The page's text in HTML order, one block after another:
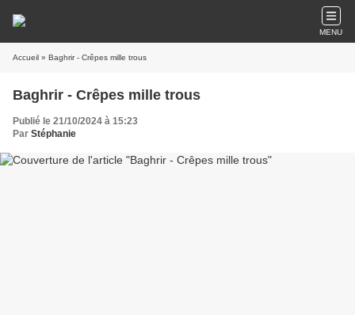
MENU
Accueil » Baghrir - Crêpes mille trous
Baghrir - Crêpes mille trous
Publié le 21/10/2024 à 15:23
Par Stéphanie